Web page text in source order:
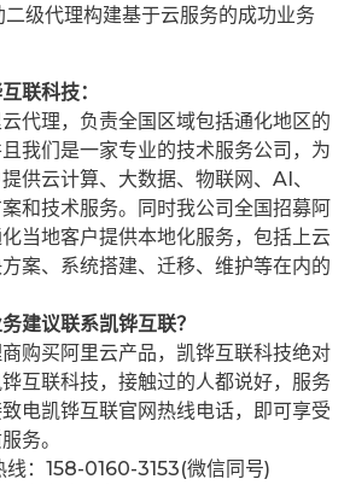
级代理构建基于云服务的成功业务
联科技：
代理，负责全国区域包括通化地区的
我们是一家专业的技术服务公司，为
供云计算、大数据、物联网、AI、
和技术服务。同时我公司全国招募阿
当地客户提供本地化服务，包括上云
案、系统搭建、迁移、维护等在内的
建议联系凯铧互联？
购买阿里云产品，凯铧互联科技绝对
互联科技，接触过的人都说好，服务
电凯铧互联官网热线电话，即可享受
务。
线：158-0160-3153(微信同号)